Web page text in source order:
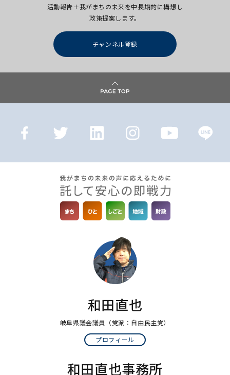
活動報告＋我がまちの未来を中長期的に構想し
政策提案します。
チャンネル登録
和田直也
岐阜県議会議員 （党派：自由民主党）
プロフィール
和田直也事務所